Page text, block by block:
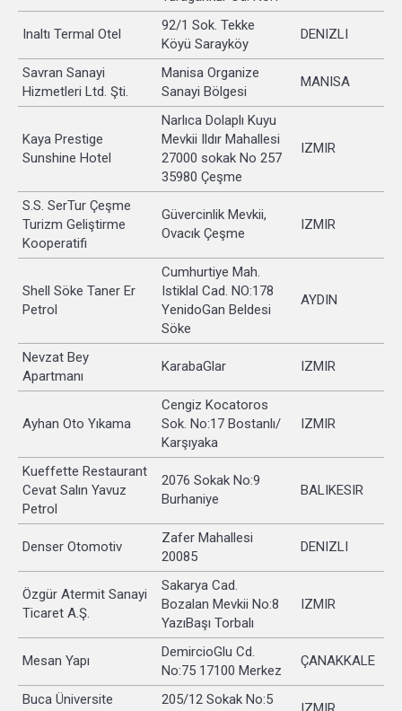
Inaltı Termal Otel
92/1 Sok. Tekke
Köyü Sarayköy
DENIZLI
Savran Sanayi
Hizmetleri Ltd. Şti.
Manisa Organize
Sanayi Bölgesi
MANISA
Kaya Prestige
Sunshine Hotel
Narlıca Dolaplı Kuyu
Mevkii Ildır Mahallesi
27000 sokak No 257
35980 Çeşme
IZMIR
S.S. SerTur Çeşme
Turizm Geliştirme
Kooperatifi
Güvercinlik Mevkii,
Ovacık Çeşme
IZMIR
Shell Söke Taner Er
Petrol
Cumhurtiye Mah.
Istiklal Cad. NO:178
YenidoGan Beldesi
Söke
AYDIN
Nevzat Bey
Apartmanı
KarabaGlar IZMIR
Ayhan Oto Yıkama
Cengiz Kocatoros
Sok. No:17 Bostanlı/
Karşıyaka
IZMIR
Kueffette Restaurant
Cevat Salın Yavuz
Petrol
2076 Sokak No:9
Burhaniye
BALIKESIR
Denser Otomotiv
Zafer Mahallesi
20085
DENIZLI
Özgür Atermit Sanayi
Ticaret A.Ş.
Sakarya Cad.
Bozalan Mevkii No:8
YazıBaşı Torbalı
IZMIR
Mesan Yapı
DemircioGlu Cd.
No:75 17100 Merkez
ÇANAKKALE
Buca Üniversite
205/12 Sokak No:5